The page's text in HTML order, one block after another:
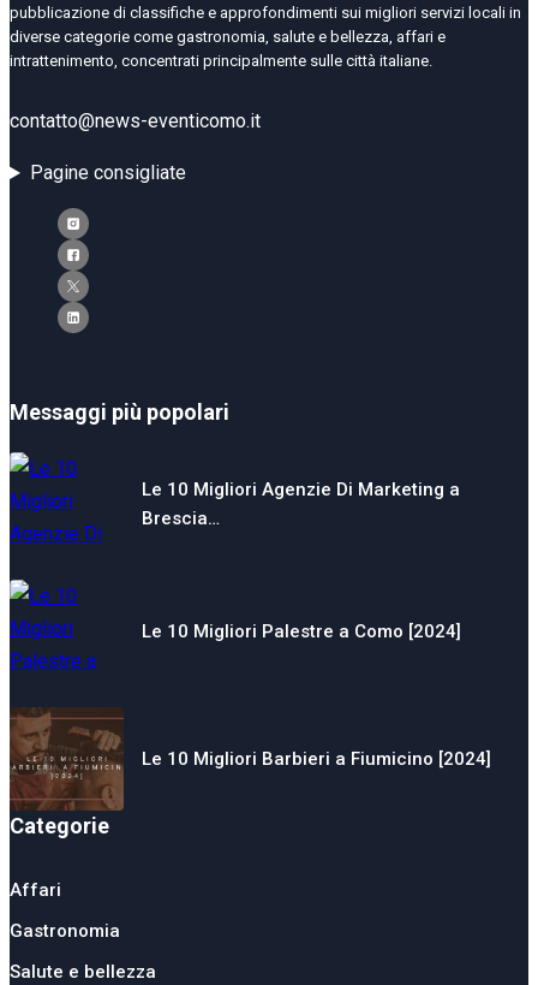
pubblicazione di classifiche e approfondimenti sui migliori servizi locali in
diverse categorie come gastronomia, salute e bellezza, affari e
intrattenimento, concentrati principalmente sulle città italiane.
contatto@news-eventicomo.it
Pagine consigliate
Messaggi più popolari
Le 10 Migliori Agenzie Di Marketing a
Brescia…
Le 10 Migliori Palestre a Como [2024]
Le 10 Migliori Barbieri a Fiumicino [2024]
Categorie
Affari
Gastronomia
Salute e bellezza